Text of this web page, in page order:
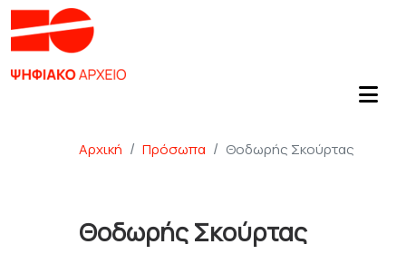
Αρχική Πρόσωπα Θοδωρής Σκούρτας
Θοδωρής Σκούρτας